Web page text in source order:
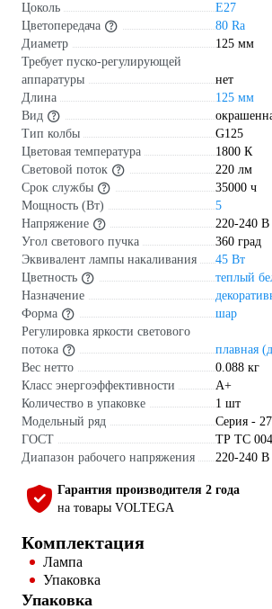
Цоколь
E27
Цветопередача
80 Ra
Диаметр
125 мм
Требует пуско-регулирующей
аппаратуры
нет
Длина
125 мм
Вид
Тип колбы
G125
Цветовая температура
1800 К
Световой поток
220 лм
Срок службы
35000 ч
Мощность (Вт)
5
Напряжение
220-240 В
Угол светового пучка
360 град
Эквивалент лампы накаливания
45 Вт
Цветность
теплый
Назначение
Форма
шар
Регулировка яркости светового
потока
плавная
Вес нетто
0.088 кг
Класс энергоэффективности
A+
Количество в упаковке
1 шт
Модельный ряд
Серия -
ГОСТ
ТР ТС
Диапазон рабочего напряжения
220-240 В
Гарантия производителя 2 года
на товары VOLTEGA
Комплектация
Лампа
Упаковка
Упаковка